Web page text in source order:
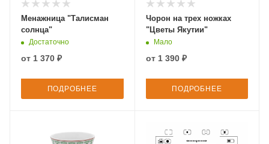
Менажница "Талисман
солнца"
Достаточно
от 1 370 ₽
ПОДРОБНЕЕ
Чорон на трех ножках
"Цветы Якутии"
Мало
от 1 390 ₽
ПОДРОБНЕЕ